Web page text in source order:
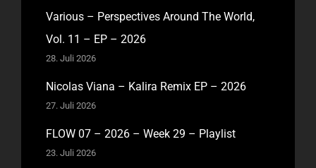
Various – Perspectives Around The World,
Vol. 11 – EP – 2026
28. Juli 2026
Nicolas Viana – Kalira Remix EP – 2026
27. Juli 2026
FLOW 07 – 2026 – Week 29 – Playlist
23. Juli 2026